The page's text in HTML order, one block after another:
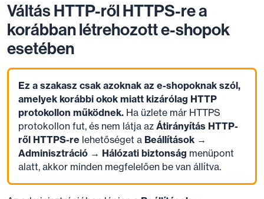
Váltás HTTP-ről HTTPS-re a
korábban létrehozott e-shopok
esetében
Ez a szakasz csak azoknak az e-shopoknak szól,
amelyek korábbi okok miatt kizárólag HTTP
protokollon működnek. Ha üzlete már HTTPS
protokollon fut, és nem látja az Átirányítás HTTP-
ről HTTPS-re lehetőséget a Beállítások →
Adminisztráció → Hálózati biztonság menüpont
alatt, akkor minden megfelelően be van állítva.